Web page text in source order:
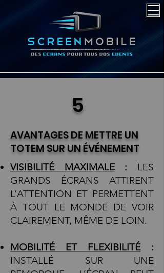
5
AVANTAGES DE METTRE UN
TOTEM SUR UN ÉVÉNEMENT
VISIBILITÉ MAXIMALE: LES
GRANDS ÉCRANS ATTIRENT
L’ATTENTION ET PERMETTENT
À TOUT LE MONDE DE VOIR
CLAIREMENT, MÊME DE LOIN.
MOBILITÉ ET FLEXIBILITÉ :
INSTALLÉ SUR UNE